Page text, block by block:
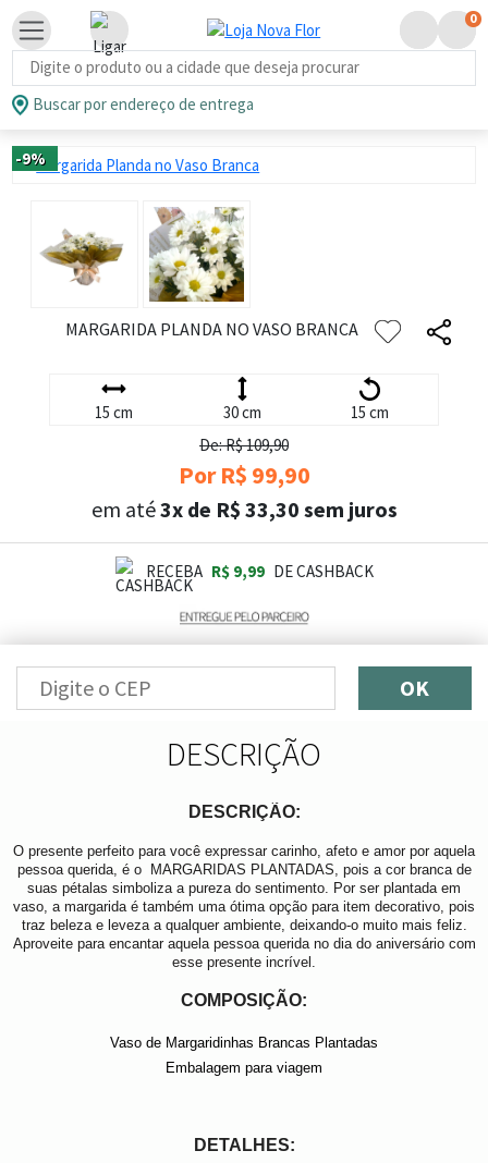
Busca de produtos
0
Buscar por endereço de entrega
-9%
MARGARIDA PLANDA NO VASO BRANCA
15 cm 30 cm
15 cm
De: R$ 109,90
Por R$ 99,90
em até3x de R$ 33,30 sem juros
RECEBA R$ 9,99 DE CASHBACK
OK
DESCRIÇÃO
DESCRIÇÃO:
O presente perfeito para você expressar carinho, afeto e amor por aquela
pessoa querida, é o MARGARIDAS PLANTADAS, pois a cor branca de
suas pétalas simboliza a pureza do sentimento. Por ser plantada em
vaso, a margarida é também uma ótima opção para item decorativo, pois
traz beleza e leveza a qualquer ambiente, deixando-o muito mais feliz.
Aproveite para encantar aquela pessoa querida no dia do aniversário com
esse presente incrível.
COMPOSIÇÃO:
Vaso de Margaridinhas Brancas Plantadas
Embalagem para viagem
DETALHES: